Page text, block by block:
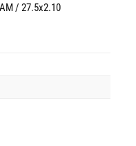
/ 27.5x2.10